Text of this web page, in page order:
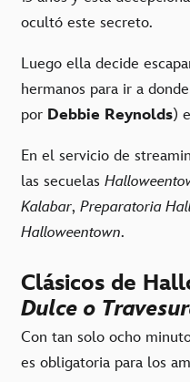
ocultó este secreto.
Luego ella decide
hermanos para ir a
por Debbie Reynolds)
En el servicio de
las secuelas
Kalabar, Preparatoria
Halloweentown.
Clásicos de
Dulce o
Con tan solo ocho
es obligatoria para los